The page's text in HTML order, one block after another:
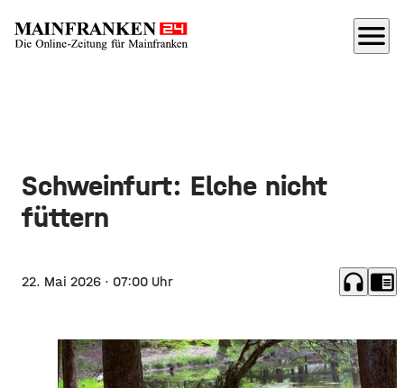
menu
Schweinfurt: Elche nicht
füttern
22. Mai 2026 · 07:00 Uhr headphones chrome_reader_mode